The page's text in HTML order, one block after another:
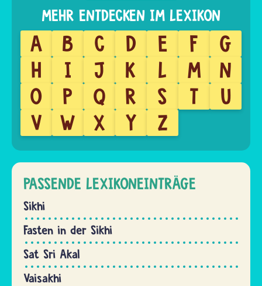
A B C D E F
G
H
I J K L M
N
O
P Q R S T
U
V
W X Y Z
PASSENDE LEXIKONEINTRÄGE
Sikhi
Fasten in der Sikhi
Sat Sri Akal
Vaisakhi